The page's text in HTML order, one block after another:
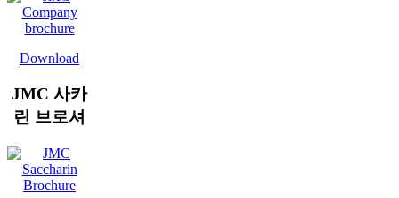
Download
JMC 사카
린 브로셔